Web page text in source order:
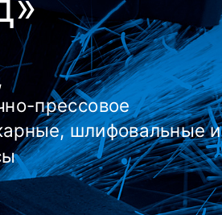
прессовое
шлифовальные и